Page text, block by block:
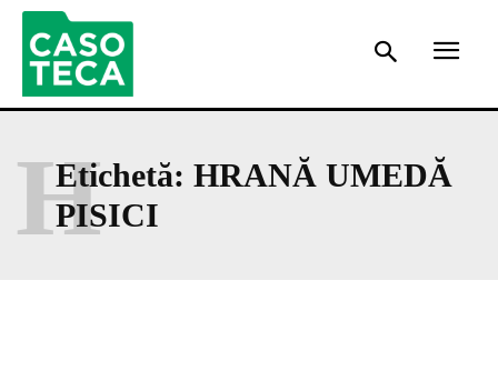
Etichetă: HRANĂ UMEDĂ
PISICI
H